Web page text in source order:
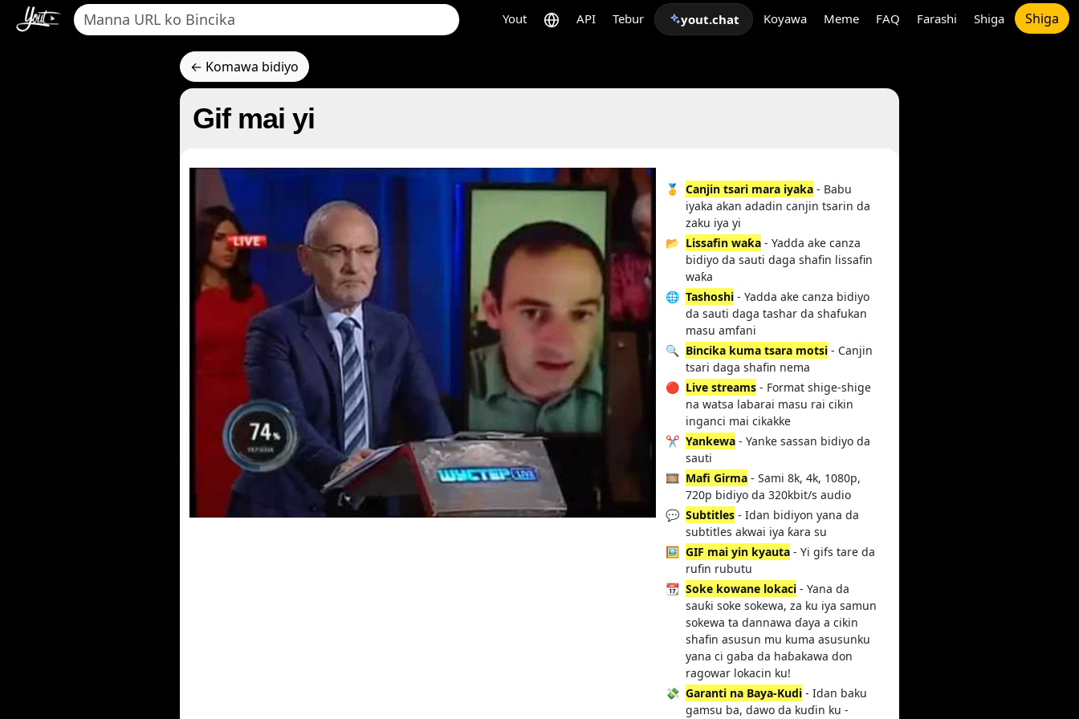
Yout API Tebur yout.chat Koyawa Meme FAQ Farashi Shiga Shiga
← Komawa bidiyo
Gif mai yi
🥇 Canjin tsari mara iyaka - Babu
iyaka akan adadin canjin tsarin da
zaku iya yi
📂 Lissafin waƙa - Yadda ake canza
bidiyo da sauti daga shafin lissafin
waƙa
🌐 Tashoshi - Yadda ake canza bidiyo
da sauti daga tashar da shafukan
masu amfani
🔍 Bincika kuma tsara motsi - Canjin
tsari daga shafin nema
🔴 Live streams - Format shige-shige
na watsa labarai masu rai cikin
inganci mai cikakke
✂️ Yankewa - Yanke sassan bidiyo da
sauti
🎞️ Mafi Girma - Sami 8k, 4k, 1080p,
720p bidiyo da 320kbit/s audio
💬 Subtitles - Idan bidiyon yana da
subtitles akwai iya ƙara su
🖼️ GIF mai yin kyauta - Yi gifs tare da
rufin rubutu
📆 Soke kowane lokaci - Yana da
sauƙi soke sokewa, za ku iya samun
sokewa ta dannawa ɗaya a cikin
shafin asusun mu kuma asusunku
yana ci gaba da haɓakawa don
ragowar lokacin ku!
💸 Garanti na Baya-Kudi - Idan baku
gamsu ba, dawo da kuɗin ku -